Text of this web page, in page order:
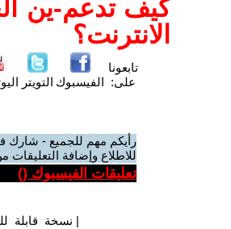
كيف تدعم-ين
الانترنت؟
تابعونا
على: الفيسبوك التويتر
رأيكم مهم للجميع - شارك
للاطلاع وإضافة
تعليقات الفيسبوك ()
| نسخة قابلة